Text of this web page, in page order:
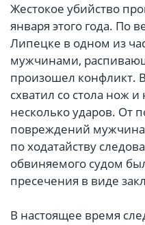
Жестокое убийство
января этого года. По
Липецке в одном из
мужчинами,
произошел конфликт.
схватил со стола нож
несколько ударов. От
повреждений мужчина
по ходатайству
обвиняемого судом
пресечения в виде
В настоящее время